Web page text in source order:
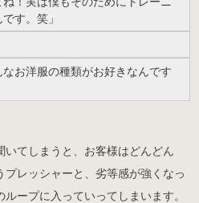
す。笑」
お洋服の種類がお好きなんです
てしまうと、お客様はどんどん
プレッシャーと、劣等感が強くなっ
ープに入っていってしまいます。